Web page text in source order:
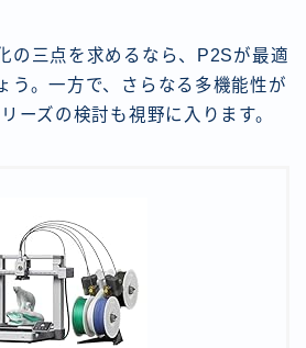
の三点を求めるなら、P2Sが最適
う。一方で、さらなる多機能性が
ーズの検討も視野に入ります。